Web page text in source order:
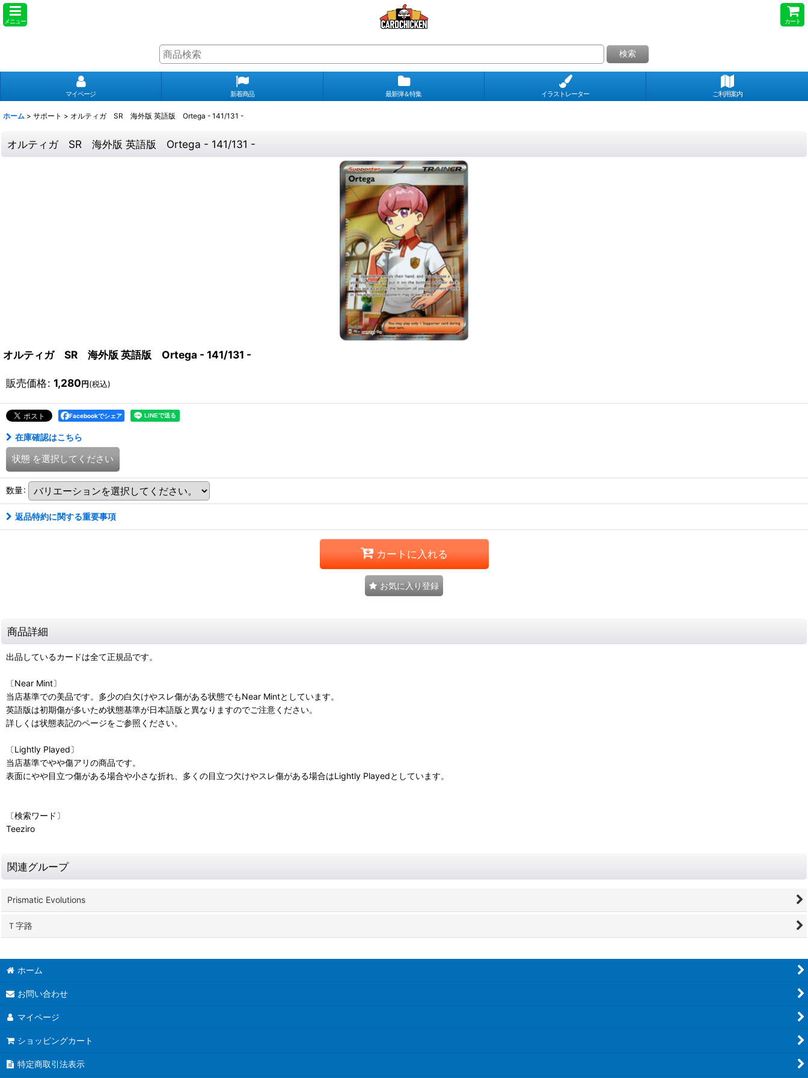
メニュー カート
検索
マイページ 新着商品 最新弾＆特集 イラストレーター ご利用案内
ホーム > サポート > オルティガ SR 海外版 英語版 Ortega - 141/131 -
オルティガ SR 海外版 英語版 Ortega - 141/131 -
オルティガ SR 海外版 英語版 Ortega - 141/131 -
販売価格: 1,280円(税込)
Facebookでシェア
在庫確認はこちら
状態 を選択してください
数量:
返品特約に関する重要事項
カートに入れる
お気に入り登録
商品詳細
出品しているカードは全て正規品です。
〔Near Mint〕
当店基準での美品です。多少の白欠けやスレ傷がある状態でもNear Mintとしています。
英語版は初期傷が多いため状態基準が日本語版と異なりますのでご注意ください。
詳しくは状態表記のページをご参照ください。
〔Lightly Played〕
当店基準でやや傷アリの商品です。
表面にやや目立つ傷がある場合や小さな折れ、多くの目立つ欠けやスレ傷がある場合はLightly Playedとしています。
〔検索ワード〕
Teeziro
関連グループ
Prismatic Evolutions
Ｔ字路
ホーム
お問い合わせ
マイページ
ショッピングカート
特定商取引法表示